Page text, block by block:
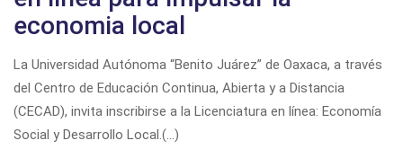
economia local
La Universidad Autónoma “Benito Juárez” de Oaxaca, a través
del Centro de Educación Continua, Abierta y a Distancia
(CECAD), invita inscribirse a la Licenciatura en línea: Economía
Social y Desarrollo Local.(...)